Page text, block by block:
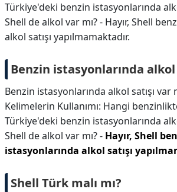
Türkiye'deki benzin istasyonlarında
Shell de alkol var mı? - Hayır, Shell
alkol satışı yapılmamaktadır.
Benzin istasyonlarında alkol
Benzin istasyonlarında alkol satışı var
Kelimelerin Kullanımı: Hangi
Türkiye'deki benzin istasyonlarında
Shell de alkol var mı? - Hayır, Shell
istasyonlarında alkol satışı
Shell Türk malı mı?